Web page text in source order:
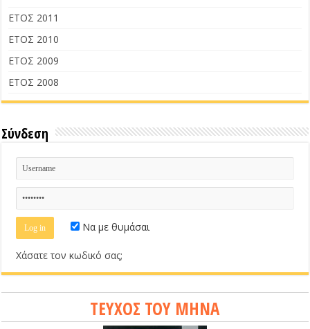
ΕΤΟΣ 2011
ΕΤΟΣ 2010
ΕΤΟΣ 2009
ΕΤΟΣ 2008
Σύνδεση
Να με θυμάσαι
Χάσατε τον κωδικό σας;
ΤΕΥΧΟΣ ΤΟΥ ΜΗΝΑ